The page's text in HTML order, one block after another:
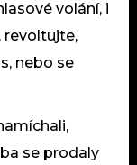
volání, i
revoltujte,
nebo se
se prodaly